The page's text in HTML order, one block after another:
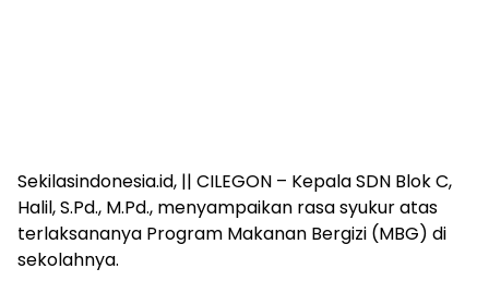
Sekilasindonesia.id, || CILEGON – Kepala SDN Blok C,
Halil, S.Pd., M.Pd., menyampaikan rasa syukur atas
terlaksananya Program Makanan Bergizi (MBG) di
sekolahnya.